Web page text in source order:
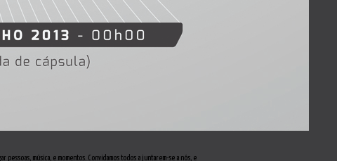
pessoas, música, e momentos. Convidamos todos a juntarem-se a nós, e